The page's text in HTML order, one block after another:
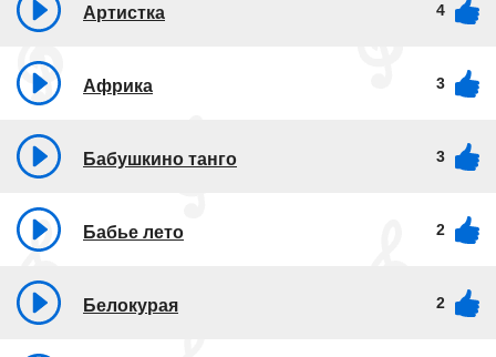
Артистка 4
Африка 3
Бабушкино танго 3
Бабье лето 2
Белокурая 2